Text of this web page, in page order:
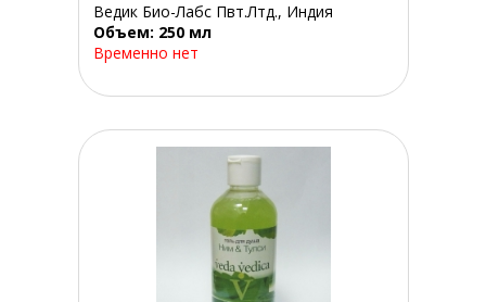
Ведик Био-Лабс Пвт.Лтд., Индия
Объем: 250 мл
Временно нет